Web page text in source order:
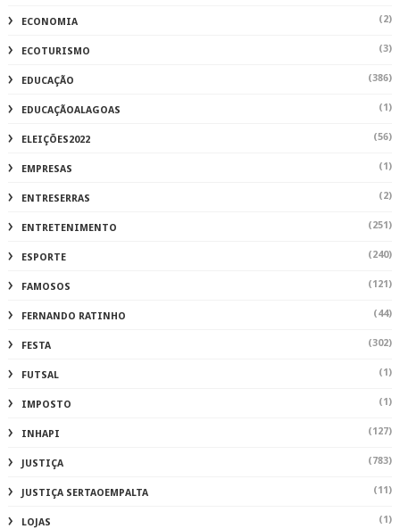
ECONOMIA (2)
ECOTURISMO (3)
EDUCAÇÃO (386)
EDUCAÇÃOALAGOAS (1)
ELEIÇÕES2022 (56)
EMPRESAS (1)
ENTRESERRAS (2)
ENTRETENIMENTO (251)
ESPORTE (240)
FAMOSOS (121)
FERNANDO RATINHO (44)
FESTA (302)
FUTSAL (1)
IMPOSTO (1)
INHAPI (127)
JUSTIÇA (783)
JUSTIÇA SERTAOEMPALTA (11)
LOJAS (1)